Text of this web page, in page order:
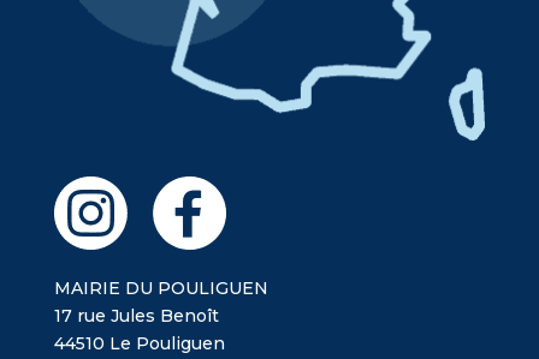
MAIRIE DU POULIGUEN
17 rue Jules Benoît
44510 Le Pouliguen